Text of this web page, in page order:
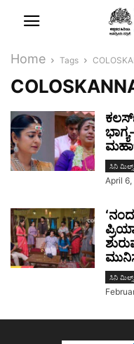
Home Tags
ಸಿನಿ ಮಿಲ್ಸ್
April
ಸಿನಿ ಮಿಲ್ಸ್